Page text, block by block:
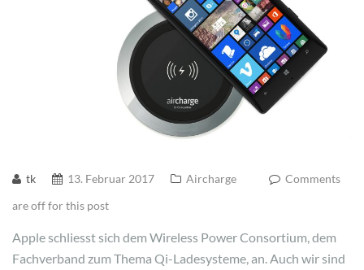
tk 13. Februar 2017 Aircharge
Comments
are off for this post
Apple schliesst sich dem Wireless Power Consortium, dem
Fachverband zum Thema Qi-Ladesysteme, an. Auch wir sind